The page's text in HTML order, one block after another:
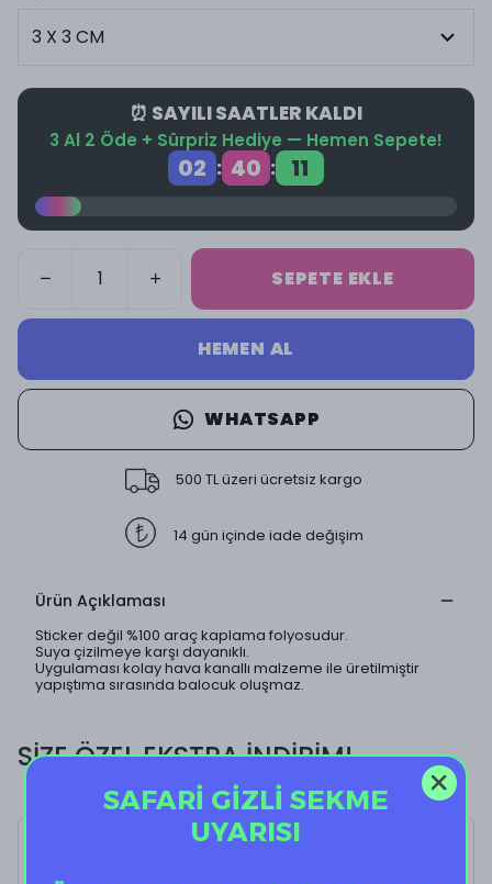
⏰ SAYILI SAATLER KALDI
3 Al 2 Öde + Sürpriz Hediye — Hemen Sepete!
02 : 40 : 11
SEPETE EKLE
HEMEN AL
WHATSAPP
500 TL üzeri ücretsiz kargo
14 gün içinde iade değişim
Ürün Açıklaması
Sticker değil %100 araç kaplama folyosudur.
Suya çizilmeye karşı dayanıklı.
Uygulaması kolay hava kanallı malzeme ile üretilmiştir
yapıştıma sırasında balocuk oluşmaz.
SİZE ÖZEL EKSTRA İNDİRİM!
SAFARİ GİZLİ SEKME
UYARISI